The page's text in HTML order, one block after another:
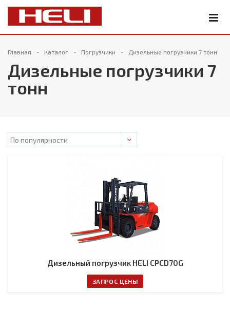
Главная Каталог Погрузчики Дизельные погрузчики 7 тонн
Дизельные погрузчики 7
тонн
Дизельный погрузчик HELI CPCD70G
ЗАПРОС ЦЕНЫ